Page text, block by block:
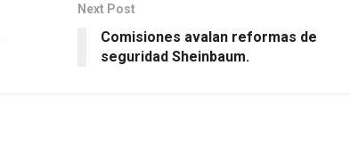
Next Post
Comisiones avalan reformas de
seguridad Sheinbaum.